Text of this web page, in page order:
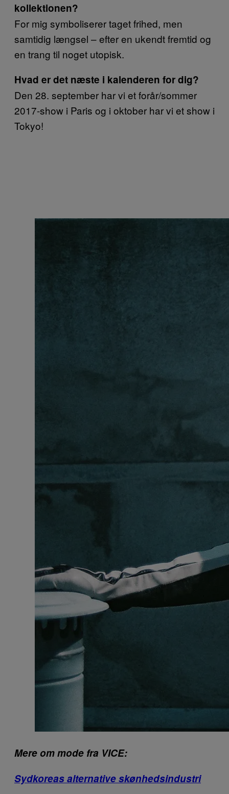
kollektionen?
For mig symboliserer taget frihed, men
samtidig længsel – efter en ukendt fremtid og
en trang til noget utopisk.
Hvad er det næste i kalenderen for dig?
Den 28. september har vi et forår/sommer
2017-show i Paris og i oktober har vi et show i
Tokyo!
Mere om mode fra VICE:
Sydkoreas alternative skønhedsindustri